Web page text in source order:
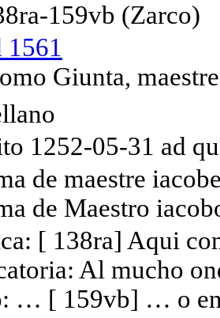
159vb (Zarco)
Giunta,
1252-05-31 ad
de maestre
de Maestro
[ 138ra] Aqui
Al mucho
… [ 159vb] … o en